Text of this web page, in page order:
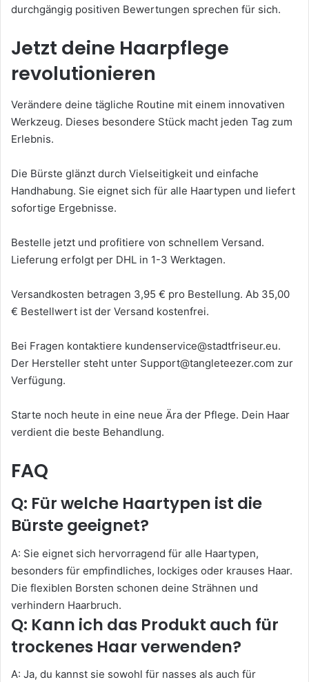
durchgängig positiven Bewertungen sprechen für sich.
Jetzt deine Haarpflege
revolutionieren
Verändere deine tägliche Routine mit einem innovativen
Werkzeug. Dieses besondere Stück macht jeden Tag zum
Erlebnis.
Die Bürste glänzt durch Vielseitigkeit und einfache
Handhabung. Sie eignet sich für alle Haartypen und liefert
sofortige Ergebnisse.
Bestelle jetzt und profitiere von schnellem Versand.
Lieferung erfolgt per DHL in 1-3 Werktagen.
Versandkosten betragen 3,95 € pro Bestellung. Ab 35,00
€ Bestellwert ist der Versand kostenfrei.
Bei Fragen kontaktiere kundenservice@stadtfriseur.eu.
Der Hersteller steht unter Support@tangleteezer.com zur
Verfügung.
Starte noch heute in eine neue Ära der Pflege. Dein Haar
verdient die beste Behandlung.
FAQ
Q: Für welche Haartypen ist die
Bürste geeignet?
A: Sie eignet sich hervorragend für alle Haartypen,
besonders für empfindliches, lockiges oder krauses Haar.
Die flexiblen Borsten schonen deine Strähnen und
verhindern Haarbruch.
Q: Kann ich das Produkt auch für
trockenes Haar verwenden?
A: Ja, du kannst sie sowohl für nasses als auch für